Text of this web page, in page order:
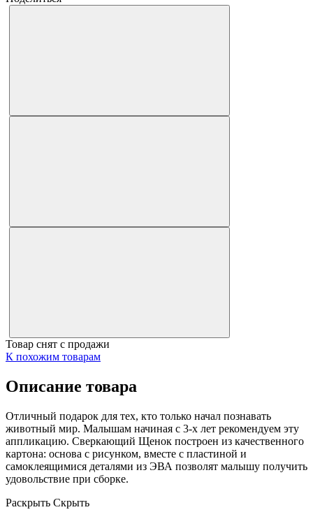
Товар снят с продажи
К похожим товарам
Описание товара
Отличный подарок для тех, кто только начал познавать
животный мир. Малышам начиная с 3-х лет рекомендуем эту
аппликацию. Сверкающий Щенок построен из качественного
картона: основа с рисунком, вместе с пластиной и
самоклеящимися деталями из ЭВА позволят малышу получить
удовольствие при сборке.
Раскрыть Скрыть